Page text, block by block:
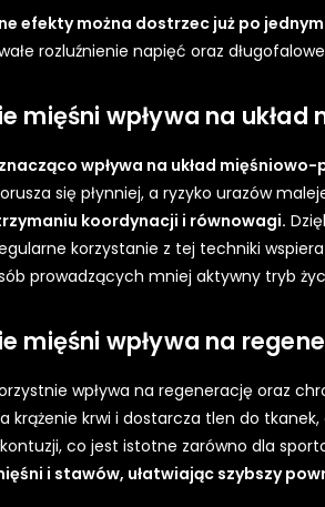
efekty można dostrzec już po
rozluźnienie napięć oraz
mięśni wpływa na
wpływa na układ
się płynniej, a ryzyko urazów
koordynacji i równowagi.
korzystanie z tej techniki
prowadzących mniej aktywny tryb
mięśni wpływa na
wpływa na regenerację oraz
krążenie krwi i dostarcza tlen do
co jest istotne zarówno dla
i stawów, ułatwiając szybszy